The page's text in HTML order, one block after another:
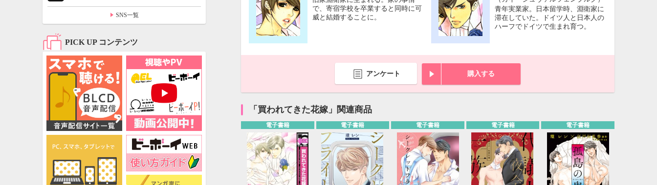
で、寄宿学校を卒業すると同時に可
威と結婚することに。
青年実業家。日本留学時、淵衛家に
滞在していた。ドイツ人と日本人の
ハーフでドイツで生まれ育つ。
アンケート 購入する
「買われてきた花嫁」関連商品
電子書籍 電子書籍 電子書籍 電子書籍 電子書籍
SNS一覧
PICK UP コンテンツ